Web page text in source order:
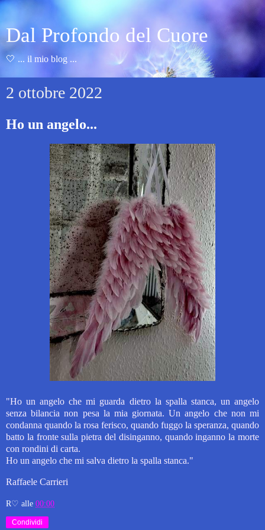
Dal Profondo del Cuore
🤍 ... il mio blog ...
2 ottobre 2022
Ho un angelo...
"Ho un angelo che mi guarda dietro la spalla stanca, un angelo
senza bilancia non pesa la mia giornata. Un angelo che non mi
condanna quando la rosa ferisco, quando fuggo la speranza, quando
batto la fronte sulla pietra del disinganno, quando inganno la morte
con rondini di carta.
Ho un angelo che mi salva dietro la spalla stanca."
Raffaele Carrieri
R♡ alle 00:00
Condividi